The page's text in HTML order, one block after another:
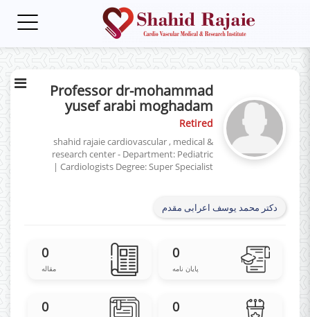
Professor dr-mohammad
yusef arabi moghadam
Retired
shahid rajaie cardiovascular , medical &
research center - Department: Pediatric
Cardiologists Degree: Super Specialist
|
دکتر محمد یوسف اعرابی مقدم
0
پایان نامه
0
مقاله
0
0